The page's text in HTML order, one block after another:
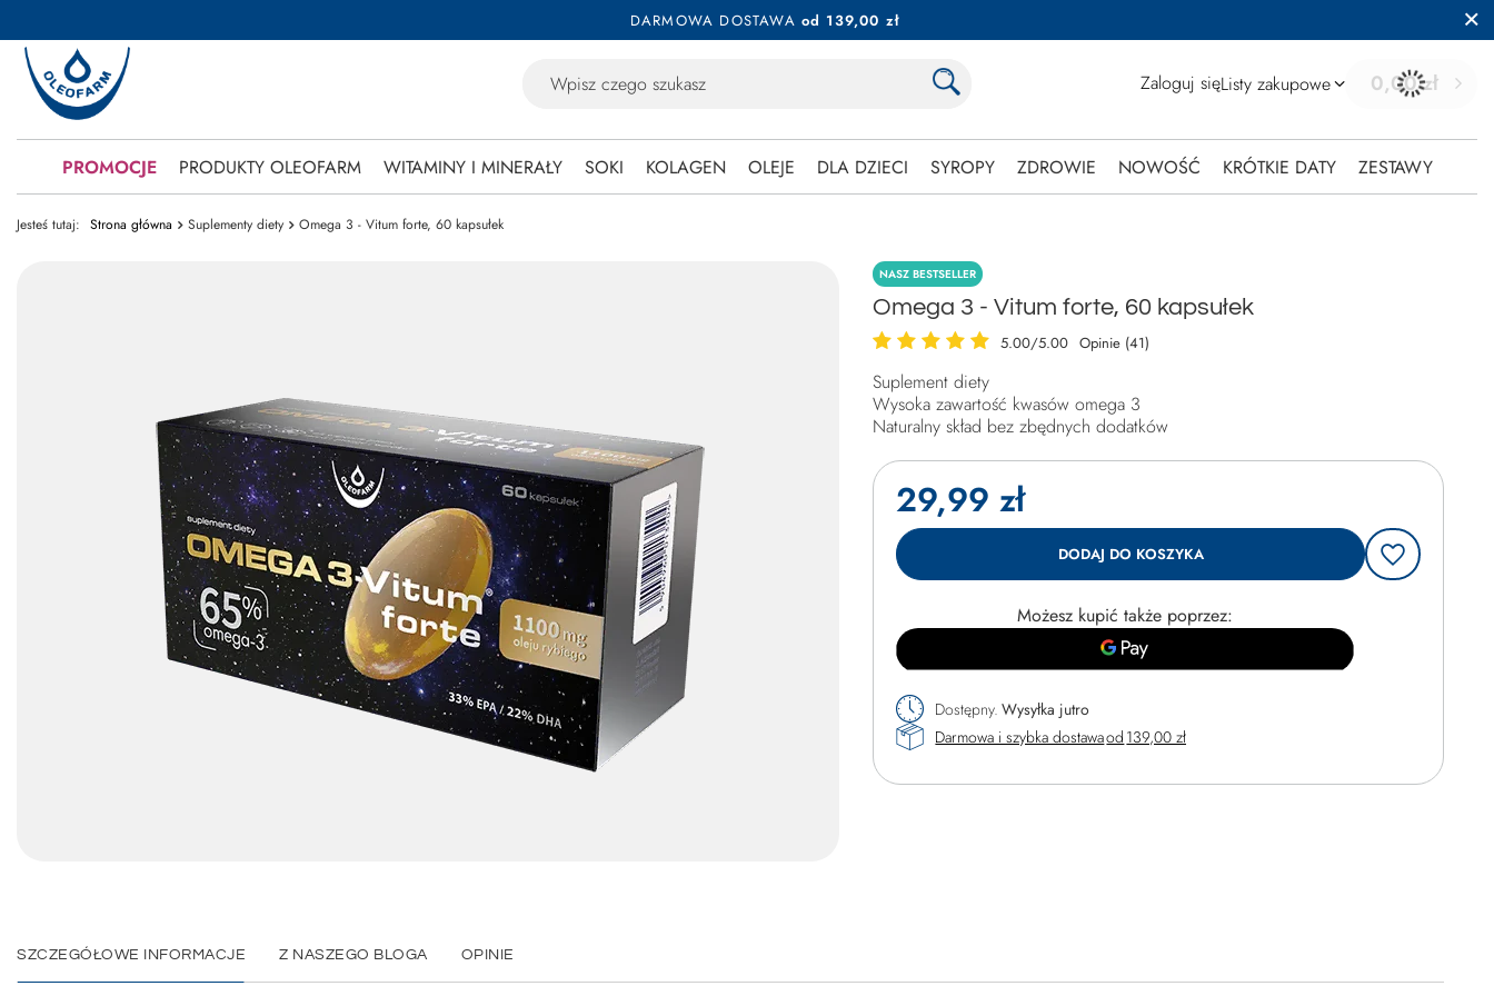
DARMOWA DOSTAWA od 139,00 zł
Zaloguj sięListy zakupowe 0,00 zł
PROMOCJE PRODUKTY OLEOFARM WITAMINY I MINERAŁY SOKI KOLAGEN OLEJE DLA DZIECI SYROPY ZDROWIE NOWOŚĆ KRÓTKIE DATY ZESTAWY
Jesteś tutaj: Strona główna Suplementy diety Omega 3 - Vitum forte, 60 kapsułek
NASZ BESTSELLER
Omega 3 - Vitum forte, 60 kapsułek
5.00/5.00 Opinie (41)
Suplement diety
Wysoka zawartość kwasów omega 3
Naturalny skład bez zbędnych dodatków
29,99 zł
DODAJ DO KOSZYKA
Możesz kupić także poprzez:
Dostępny Wysyłka jutro
Darmowa i szybka dostawaod 139,00 zł
SZCZEGÓŁOWE INFORMACJE Z NASZEGO BLOGA OPINIE